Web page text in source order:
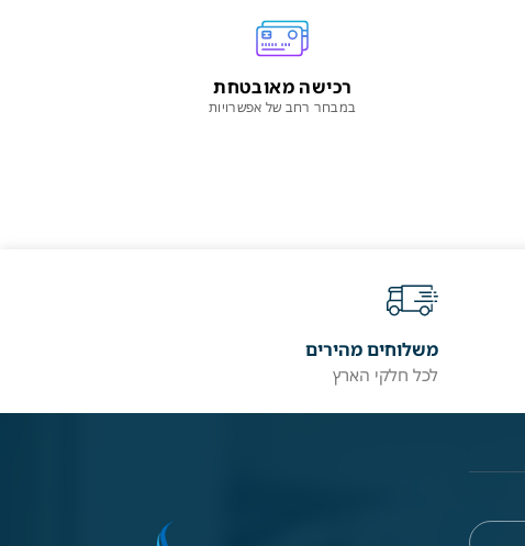
רכישה מאובטחת
במבחר רחב של אפשרויות
משלוחים מהירים
לכל חלקי הארץ